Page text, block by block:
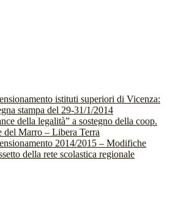
istituti superiori di Vicenza:
stampa del 29-31/1/2014
della legalità” a sostegno della coop.
del Marro – Libera Terra
2014/2015 – Modifiche
della rete scolastica regionale